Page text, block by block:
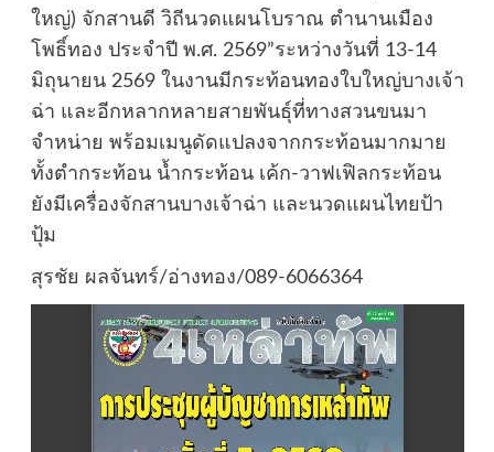
ใหญ่) จักสานดี วิถีนวดแผนโบราณ ตำนานเมือง
โพธิ์ทอง ประจำปี พ.ศ. 2569”ระหว่างวันที่ 13-14
มิถุนายน 2569 ในงานมีกระท้อนทองใบใหญ่บางเจ้า
ฉ่า และอีกหลากหลายสายพันธุ์ที่ทางสวนขนมา
จำหน่าย พร้อมเมนูดัดแปลงจากกระท้อนมากมาย
ทั้งตำกระท้อน น้ำกระท้อน เค้ก-วาฟเฟิลกระท้อน
ยังมีเครื่องจักสานบางเจ้าฉ่า และนวดแผนไทยป้า
ปุ้ม
สุรชัย ผลจันทร์/อ่างทอง/089-6066364